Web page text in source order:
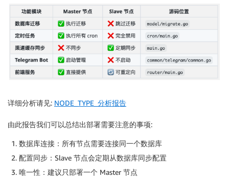
详细分析请见: NODE_TYPE_分析报告
由此报告我们可以总结出部署需要注意的事项:
数据库连接：所有节点需要连接同一个数据库
配置同步：Slave 节点会定期从数据库同步配置
唯一性：建议只部署一个 Master 节点